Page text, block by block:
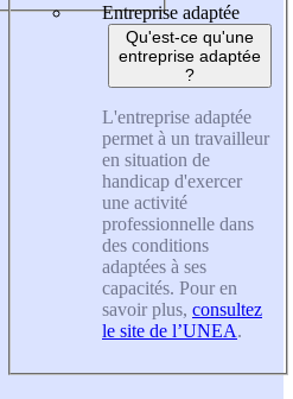
Entreprise adaptée
Qu'est-ce qu'une
entreprise adaptée
?
L'entreprise adaptée
permet à un travailleur
en situation de
handicap d'exercer
une activité
professionnelle dans
des conditions
adaptées à ses
capacités. Pour en
savoir plus, consultez
le site de l’UNEA.